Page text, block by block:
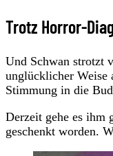
Trotz Horror-
Und Schwan strotzt
unglücklicher Weise
Stimmung in die
Derzeit gehe es ihm
geschenkt worden.